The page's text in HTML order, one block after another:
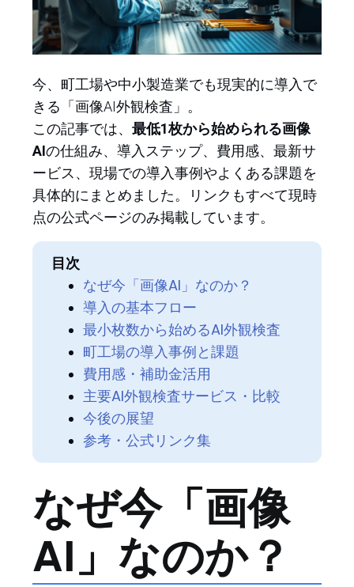
今、町工場や中小製造業でも現実的に導入で
きる「画像AI外観検査」。
この記事では、最低1枚から始められる画像
AIの仕組み、導入ステップ、費用感、最新サ
ービス、現場での導入事例やよくある課題を
具体的にまとめました。リンクもすべて現時
点の公式ページのみ掲載しています。
目次
なぜ今「画像AI」なのか？
導入の基本フロー
最小枚数から始めるAI外観検査
町工場の導入事例と課題
費用感・補助金活用
主要AI外観検査サービス・比較
今後の展望
参考・公式リンク集
なぜ今「画像
AI」なのか？